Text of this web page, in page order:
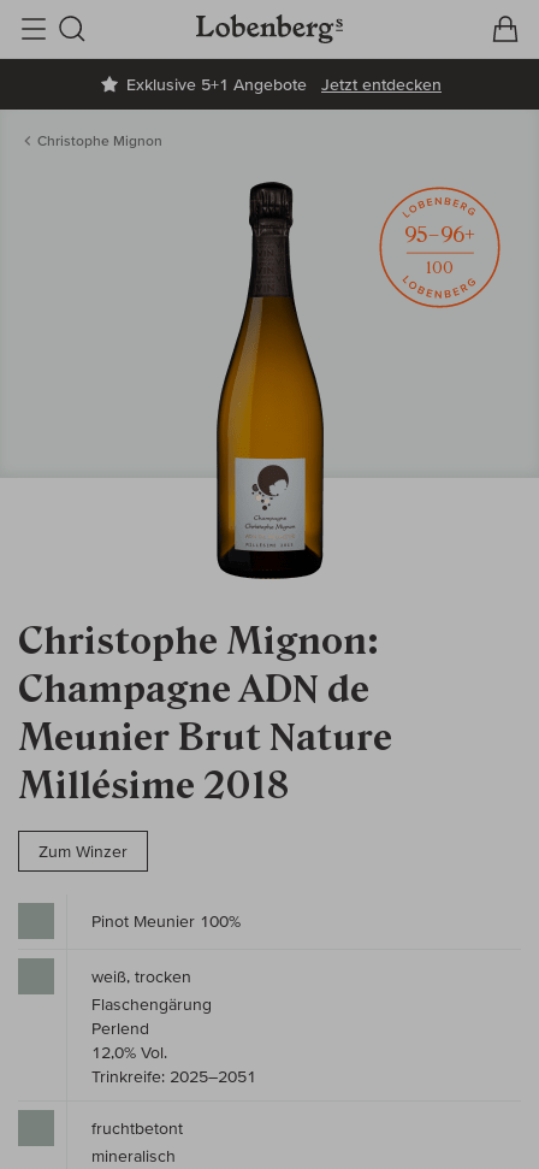
Exklusive 5+1 Angebote Jetzt entdecken
Suche
Christophe Mignon
Christophe Mignon:
Champagne ADN de
Meunier Brut Nature
Millésime 2018
Zum Winzer
95–96+
100
Pinot Meunier 100%
weiß, trocken
Flaschengärung
Perlend
12,0% Vol.
Trinkreife: 2025–2051
fruchtbetont
mineralisch